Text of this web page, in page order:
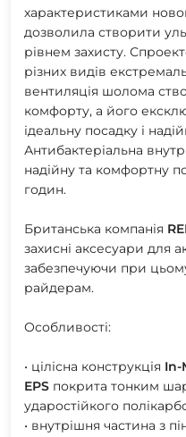
характеристиками
дозволила створити
рівнем захисту.
різних видів
вентиляція шолома
комфорту, а його
ідеальну посадку і
Антибактеріальна
надійну та комфортну
годин.
Британська компанія
захисні аксесуари для
забезпечуючи при
райдерам.
Особливості:
• цілісна конструкція In-
EPS покрита тонким
ударостійкого
• внутрішня частина з